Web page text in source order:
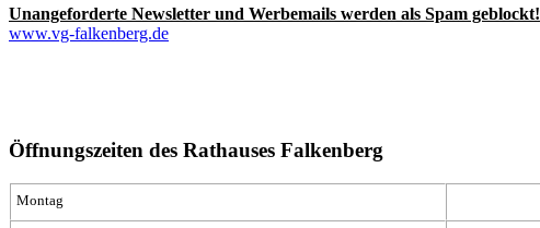
Unangeforderte Newsletter und Werbemails werden als Spam geblockt!
www.vg-falkenberg.de
Öffnungszeiten des Rathauses Falkenberg
Montag